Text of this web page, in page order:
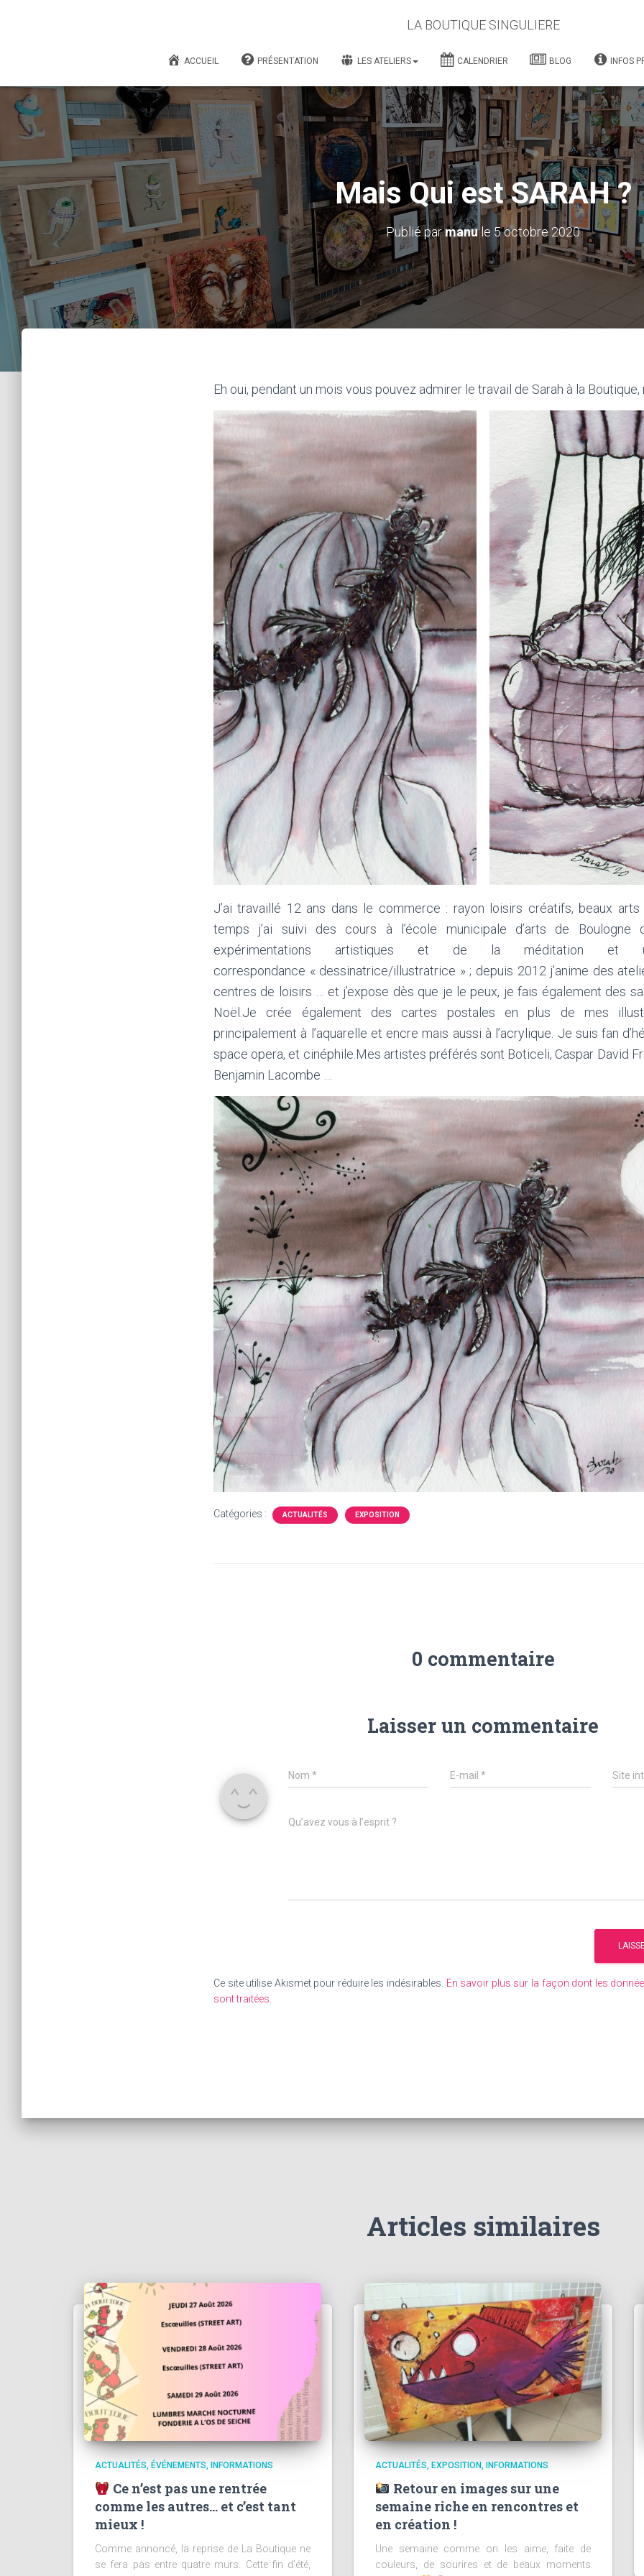
LA BOUTIQUE SINGULIERE
ACCUEIL PRÉSENTATION LES ATELIERS CALENDRIER BLOG INFOS
Mais Qui est SARAH ?
Publié parmanule 5 octobre 2020
Eh oui, pendant un mois vous pouvez admirer le travail de Sarah à la
J’ai travaillé 12 ans dans le commerce : rayon loisirs créatifs, beaux
temps j’ai suivi des cours à l’école municipale d’arts de Boulogne
expérimentations artistiques et de la méditation
correspondance « dessinatrice/illustratrice » ; depuis 2012 j’anime des
centres de loisirs … et j’expose dès que je le peux, je fais également des
Noël.Je crée également des cartes postales en plus de mes
principalement à l’aquarelle et encre mais aussi à l’acrylique. Je suis fan
space opera, et cinéphile.Mes artistes préférés sont Boticeli, Caspar David
Benjamin Lacombe …
Catégories : ACTUALITÉS EXPOSITION
0 commentaire
Laisser un commentaire
Nom * E-mail* Site
Qu’avez vous à l’esprit ?
Ce site utilise Akismet pour réduire les indésirables. En savoir plus sur la façon dont les
sont traitées
Articles similaires
ACTUALITÉS ÉVÉNEMENTS INFORMATIONS
Ce n’est pas une rentrée
comme les autres… et c’est tant
mieux !
Comme annoncé, la reprise de La Boutique ne
se fera pas entre quatre murs. Cette fin d’été,
ACTUALITÉS EXPOSITION INFORMATIONS
Retour en images sur une
semaine riche en rencontres et
en création !
Une semaine comme on les aime, faite de
couleurs, de sourires et de beaux moments